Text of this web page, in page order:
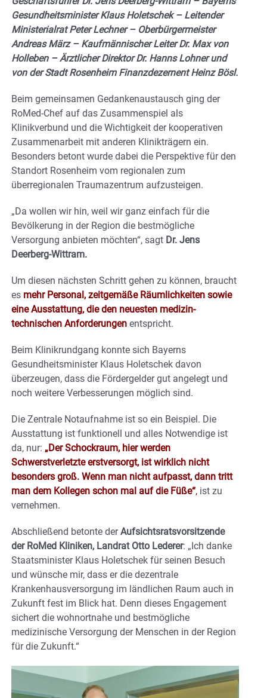
Gesundheitsminister Klaus Holetschek – Leitender
Ministerialrat Peter Lechner – Oberbürgermeister
Andreas März – Kaufmännischer Leiter Dr. Max von
Holleben – Ärztlicher Direktor Dr. Hanns Lohner und
von der Stadt Rosenheim Finanzdezernent Heinz Bösl.
Beim gemeinsamen Gedankenaustausch ging der
RoMed-Chef auf das Zusammenspiel als
Klinikverbund und die Wichtigkeit der kooperativen
Zusammenarbeit mit anderen Klinikträgern ein.
Besonders betont wurde dabei die Perspektive für den
Standort Rosenheim vom regionalen zum
überregionalen Traumazentrum aufzusteigen.
„Da wollen wir hin, weil wir ganz einfach für die
Bevölkerung in der Region die bestmögliche
Versorgung anbieten möchten“, sagt Dr. Jens
Deerberg-Wittram.
Um diesen nächsten Schritt gehen zu können, braucht
es mehr Personal, zeitgemäße Räumlichkeiten sowie
eine Ausstattung, die den neuesten medizin-
technischen Anforderungen entspricht.
Beim Klinikrundgang konnte sich Bayerns
Gesundheitsminister Klaus Holetschek davon
überzeugen, dass die Fördergelder gut angelegt und
noch weitere Verbesserungen möglich sind.
Die Zentrale Notaufnahme ist so ein Beispiel. Die
Ausstattung ist funktionell und alles Notwendige ist
da, nur: „Der Schockraum, hier werden
Schwerstverletzte erstversorgt, ist wirklich nicht
besonders groß. Wenn man nicht aufpasst, dann tritt
man dem Kollegen schon mal auf die Füße“, ist zu
vernehmen.
Abschließend betonte derAufsichtsratsvorsitzende
der RoMed Kliniken, Landrat Otto Lederer: „Ich danke
Staatsminister Klaus Holetschek für seinen Besuch
und wünsche mir, dass er die dezentrale
Krankenhausversorgung im ländlichen Raum auch in
Zukunft fest im Blick hat. Denn dieses Engagement
sichert die wohnortnahe und bestmögliche
medizinische Versorgung der Menschen in der Region
für die Zukunft.“